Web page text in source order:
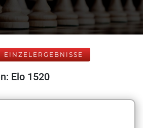
EINZELERGEBNISSE
Elo 1520